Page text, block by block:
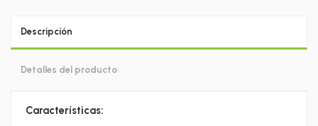
Descripción
Detalles del producto
Características: